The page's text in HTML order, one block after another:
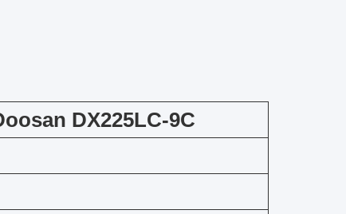
DX225LC-9C